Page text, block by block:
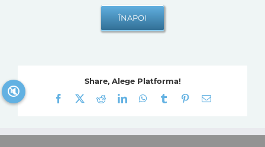
Share, Alege Platforma!
Facebook
RedditLinkedInWhatsApp
Tumblr Pinterest
E-
🔇